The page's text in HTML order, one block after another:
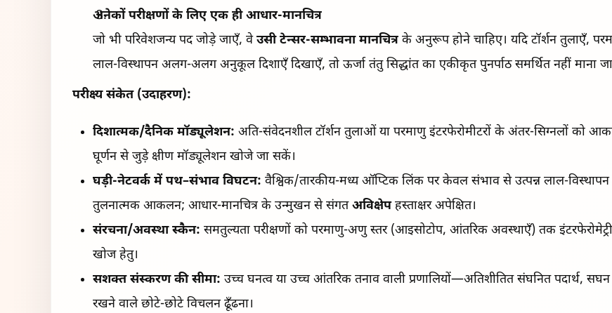
अनेकों परीक्षणों के लिए एक ही आधार-मानचित्र
जो भी परिवेशजन्य पद जोड़े जाएँ, वेउसी टेन्सर-सम्भावना मानचित्रके अनुरूप होने चाहिए। यदि टॉर्शन तुलाएँ,
लाल-विस्थापन अलग-अलग अनुकूल दिशाएँ दिखाएँ, तो ऊर्जा तंतु सिद्धांत का एकीकृत पुनर्पाठ समर्थित नहीं माना
परीक्ष्य संकेत (उदाहरण):
दिशात्मक/दैनिक मॉड्यूलेशन: अति-संवेदनशील टॉर्शन तुलाओं या परमाणु इंटरफेरोमीटरों के अंतर-सिग्नलों को
घूर्णन से जुड़े क्षीण मॉड्यूलेशन खोजे जा सकें।
घड़ी-नेटवर्क में पथ–संभाव विघटन: वैश्विक/तारकीय-मध्य ऑप्टिक लिंक पर केवल संभाव से उत्पन्न लाल-
तुलनात्मक आकलन; आधार-मानचित्र के उन्मुखन से संगतअविक्षेपहस्ताक्षर अपेक्षित।
संरचना/अवस्था स्कैन: समतुल्यता परीक्षणों को परमाणु-अणु स्तर (आइसोटोप, आंतरिक अवस्थाएँ) तक
खोज हेतु।
सशक्त संस्करण की सीमा: उच्च घनत्व या उच्च आंतरिक तनाव वाली प्रणालियों—अतिशीतित संघनित पदार्थ,
रखने वाले छोटे-छोटे विचलन ढूँढना।